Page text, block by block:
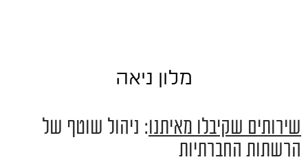
מלון ניאה
שירותים שקיבלו מאיתנו: ניהול שוטף של
הרשתות החברתיות